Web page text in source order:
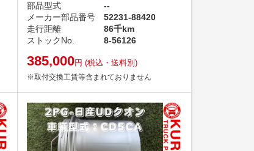
部品型式
--
メーカー部品番号
52231-88420
走行距離
86千km
ストックNo.
8-56126
385,000円 (税込・送料別)
※取付交換工賃等含まれておりません